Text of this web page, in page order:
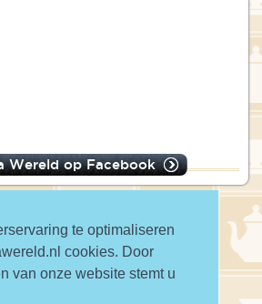
te optimaliseren
cookies. Door
van onze website stemt u
Wereld op Facebook
High Tea Wereld